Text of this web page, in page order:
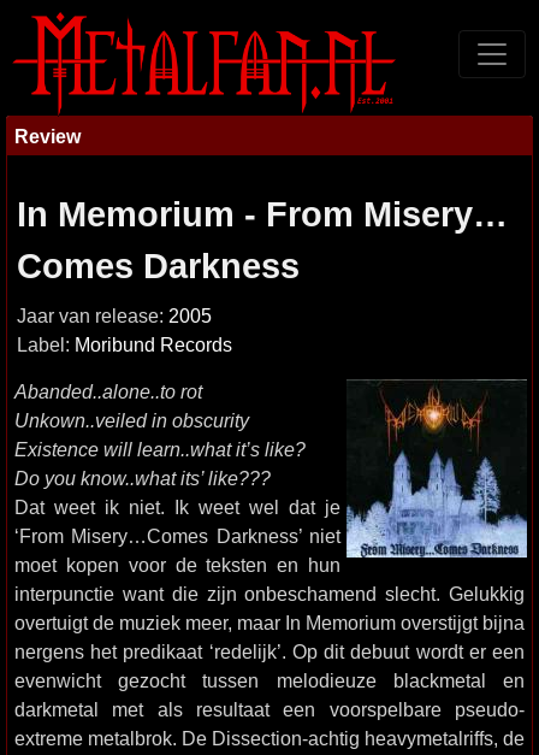
Review
In Memorium - From Misery…
Comes Darkness
Jaar van release: 2005
Label: Moribund Records
Abanded..alone..to rot
Unkown..veiled in obscurity
Existence will learn..what it’s like?
Do you know..what its’ like???
Dat weet ik niet. Ik weet wel dat je
‘From Misery…Comes Darkness’ niet
moet kopen voor de teksten en hun
interpunctie want die zijn onbeschamend slecht. Gelukkig
overtuigt de muziek meer, maar In Memorium overstijgt bijna
nergens het predikaat ‘redelijk’. Op dit debuut wordt er een
evenwicht gezocht tussen melodieuze blackmetal en
darkmetal met als resultaat een voorspelbare pseudo-
extreme metalbrok. De Dissection-achtig heavymetalriffs, de